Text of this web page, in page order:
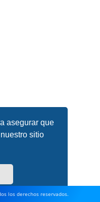
asegurar que
sitio
los derechos reservados.